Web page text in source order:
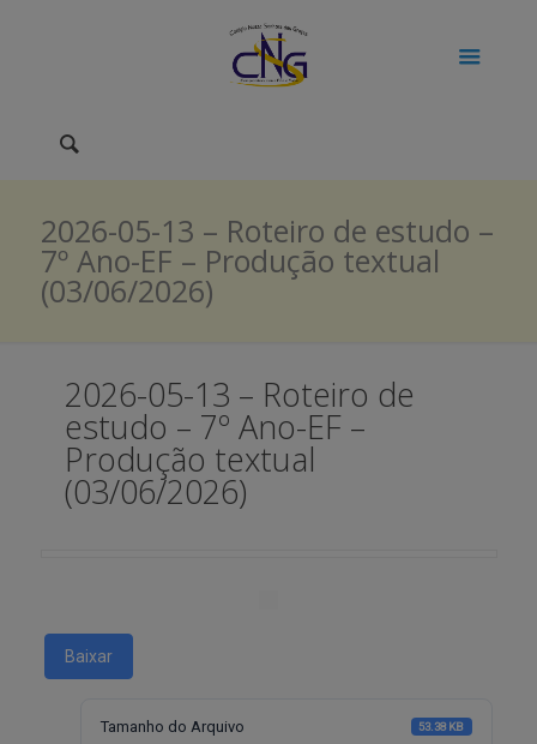
2026-05-13 – Roteiro de estudo –
7º Ano-EF – Produção textual
(03/06/2026)
2026-05-13 – Roteiro de
estudo – 7º Ano-EF –
Produção textual
(03/06/2026)
Baixar
Tamanho do Arquivo 53.38 KB